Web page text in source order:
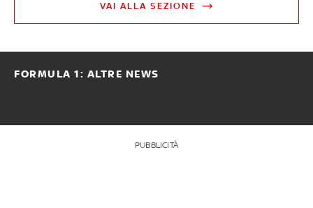
VAI ALLA SEZIONE
FORMULA 1: ALTRE NEWS
PUBBLICITÀ